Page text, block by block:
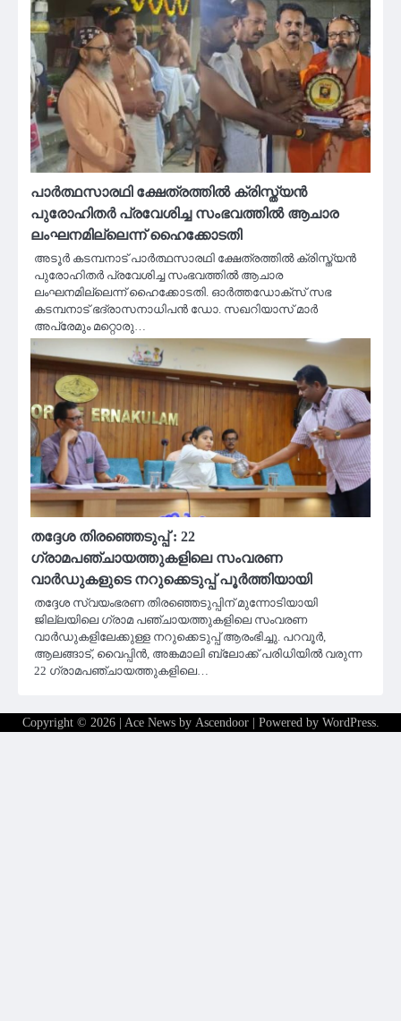
പാര്‍ത്ഥസാരഥി ക്ഷേത്രത്തില്‍ ക്രിസ്ത്യന്‍
പുരോഹിതര്‍ പ്രവേശിച്ച സംഭവത്തില്‍ ആചാര
ലംഘനമില്ലെന്ന് ഹൈക്കോടതി
അടൂര്‍ കടമ്പനാട് പാര്‍ത്ഥസാരഥി ക്ഷേത്രത്തില്‍ ക്രിസ്ത്യന്‍
പുരോഹിതര്‍ പ്രവേശിച്ച സംഭവത്തില്‍ ആചാര
ലംഘനമില്ലെന്ന് ഹൈക്കോടതി. ഓര്‍ത്തഡോക്‌സ് സഭ
കടമ്പനാട് ഭദ്രാസനാധിപന്‍ ഡോ. സഖറിയാസ് മാര്‍
അപ്രേമും മറ്റൊരു…
തദ്ദേശ തിരഞ്ഞെടുപ്പ് : 22
ഗ്രാമപഞ്ചായത്തുകളിലെ സംവരണ
വാർഡുകളുടെ നറുക്കെടുപ്പ് പൂർത്തിയായി
തദ്ദേശ സ്വയംഭരണ തിരഞ്ഞെടുപ്പിന് മുന്നോടിയായി
ജില്ലയിലെ ഗ്രാമ പഞ്ചായത്തുകളിലെ സംവരണ
വാർഡുകളിലേക്കുള്ള നറുക്കെടുപ്പ് ആരംഭിച്ചു. പറവൂർ,
ആലങ്ങാട്, വൈപ്പിൻ, അങ്കമാലി ബ്ലോക്ക് പരിധിയിൽ വരുന്ന
22 ഗ്രാമപഞ്ചായത്തുകളിലെ…
Copyright © 2026 | Ace News by Ascendoor| Powered by WordPress.